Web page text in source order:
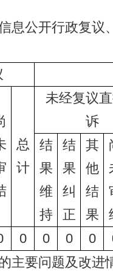
息公开行政复议
总
计
未经复议
诉
结
果
维
持
结
果
纠
正
其
他
结
果
0 0 0 0
主要问题及改进